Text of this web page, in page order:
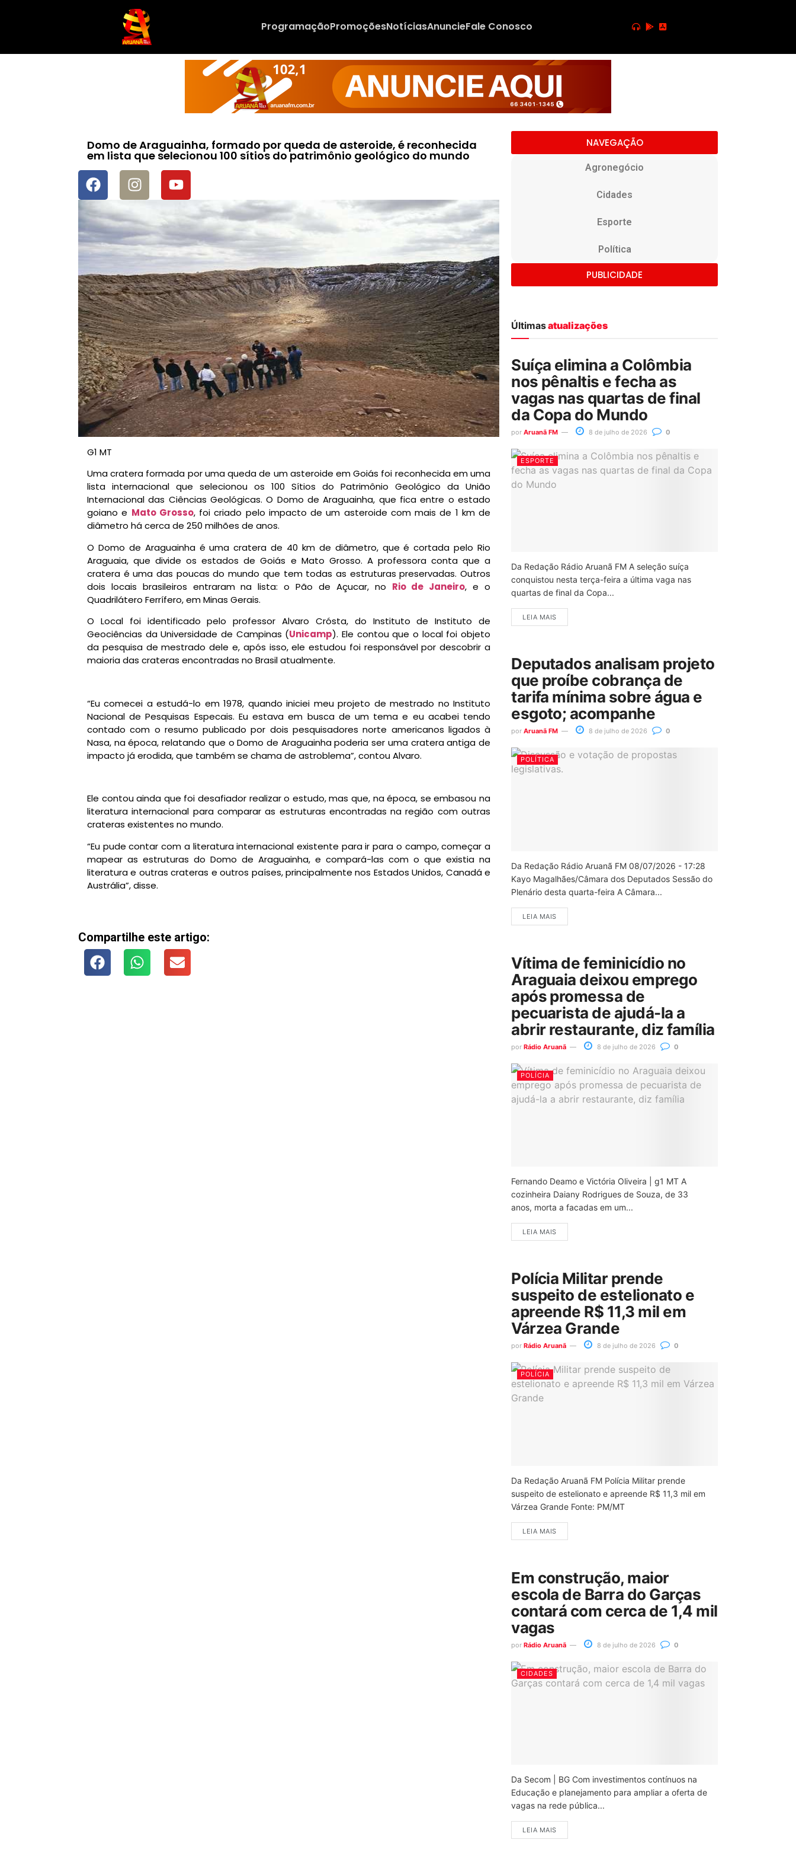
ProgramaçãoPromoçõesNotíciasAnuncieFale Conosco
Domo de Araguainha, formado por queda de asteroide, é reconhecida
em lista que selecionou 100 sítios do patrimônio geológico do mundo
G1 MT
Uma cratera formada por uma queda de um asteroide em Goiás foi reconhecida em uma
lista internacional que selecionou os 100 Sítios do Patrimônio Geológico da União
Internacional das Ciências Geológicas. O Domo de Araguainha, que fica entre o estado
goiano e Mato Grosso, foi criado pelo impacto de um asteroide com mais de 1 km de
diâmetro há cerca de 250 milhões de anos.
O Domo de Araguainha é uma cratera de 40 km de diâmetro, que é cortada pelo Rio
Araguaia, que divide os estados de Goiás e Mato Grosso. A professora conta que a
cratera é uma das poucas do mundo que tem todas as estruturas preservadas. Outros
dois locais brasileiros entraram na lista: o Pão de Açucar, no Rio de Janeiro, e o
Quadrilátero Ferrífero, em Minas Gerais.
O Local foi identificado pelo professor Alvaro Crósta, do Instituto de Instituto de
Geociências da Universidade de Campinas (Unicamp). Ele contou que o local foi objeto
da pesquisa de mestrado dele e, após isso, ele estudou foi responsável por descobrir a
maioria das crateras encontradas no Brasil atualmente.
“Eu comecei a estudá-lo em 1978, quando iniciei meu projeto de mestrado no Instituto
Nacional de Pesquisas Especais. Eu estava em busca de um tema e eu acabei tendo
contado com o resumo publicado por dois pesquisadores norte americanos ligados à
Nasa, na época, relatando que o Domo de Araguainha poderia ser uma cratera antiga de
impacto já erodida, que também se chama de astroblema”, contou Alvaro.
Ele contou ainda que foi desafiador realizar o estudo, mas que, na época, se embasou na
literatura internacional para comparar as estruturas encontradas na região com outras
crateras existentes no mundo.
“Eu pude contar com a literatura internacional existente para ir para o campo, começar a
mapear as estruturas do Domo de Araguainha, e compará-las com o que existia na
literatura e outras crateras e outros países, principalmente nos Estados Unidos, Canadá e
Austrália”, disse.
Compartilhe este artigo:
NAVEGAÇÃO
Agronegócio
Cidades
Esporte
Política
PUBLICIDADE
Últimasatualizações
Suíça elimina a Colômbia
nos pênaltis e fecha as
vagas nas quartas de final
da Copa do Mundo
por Aruanã FM 8 de julho de 2026 0
ESPORTE
Da Redação Rádio Aruanã FM A seleção suíça
conquistou nesta terça-feira a última vaga nas
quartas de final da Copa...
LEIA MAIS
Deputados analisam projeto
que proíbe cobrança de
tarifa mínima sobre água e
esgoto; acompanhe
por Aruanã FM 8 de julho de 2026 0
POLÍTICA
Da Redação Rádio Aruanã FM 08/07/2026 - 17:28
Kayo Magalhães/Câmara dos Deputados Sessão do
Plenário desta quarta-feira A Câmara...
LEIA MAIS
Vítima de feminicídio no
Araguaia deixou emprego
após promessa de
pecuarista de ajudá-la a
abrir restaurante, diz família
por Rádio Aruanã 8 de julho de 2026 0
POLÍCIA
Fernando Deamo e Victória Oliveira | g1 MT A
cozinheira Daiany Rodrigues de Souza, de 33
anos, morta a facadas em um...
LEIA MAIS
Polícia Militar prende
suspeito de estelionato e
apreende R$ 11,3 mil em
Várzea Grande
por Rádio Aruanã 8 de julho de 2026 0
POLÍCIA
Da Redação Aruanã FM Polícia Militar prende
suspeito de estelionato e apreende R$ 11,3 mil em
Várzea Grande Fonte: PM/MT
LEIA MAIS
Em construção, maior
escola de Barra do Garças
contará com cerca de 1,4 mil
vagas
por Rádio Aruanã 8 de julho de 2026 0
CIDADES
Da Secom | BG Com investimentos contínuos na
Educação e planejamento para ampliar a oferta de
vagas na rede pública...
LEIA MAIS